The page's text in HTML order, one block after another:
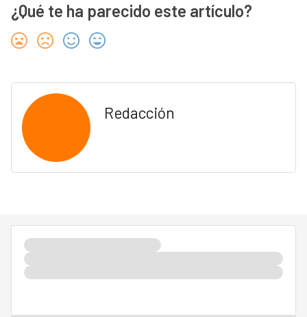
¿Qué te ha parecido este artículo?
Redacción